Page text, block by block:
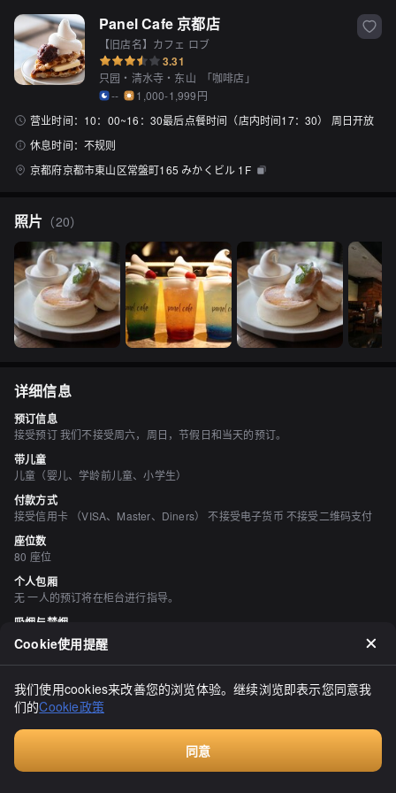
Panel Cafe 京都店
【旧店名】カフェ ロブ
3.31
只园・清水寺・东山 「咖啡店 」
--
1,000-1,999円
营业时间： 10：00~16：30最后点餐时间（店内时间17：30） 周日开放
休息时间： 不规则
京都府京都市東山区常盤町165 みかくビル 1F
照片 （20）
详细信息
预订信息
接受预订 我们不接受周六，周日，节假日和当天的预订。
带儿童
儿童（婴儿、学龄前儿童、小学生）
付款方式
接受信用卡 （VISA、Master、Diners） 不接受电子货币 不接受二维码支付
座位数
80 座位
个人包厢
无 一人的预订将在柜台进行指导。
吸烟与禁烟
所有座位均禁止吸烟
停车场
空间与设备
评价（20）
Cookie使用提醒
我们使用cookies来改善您的浏览体验。继续浏览即表示您同意我
们的Cookie政策
同意